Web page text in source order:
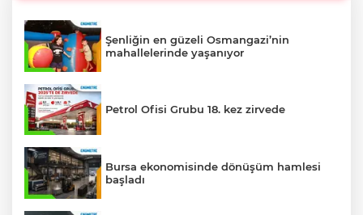
Şenliğin en güzeli Osmangazi’nin
mahallelerinde yaşanıyor
Petrol Ofisi Grubu 18. kez zirvede
Bursa ekonomisinde dönüşüm hamlesi
başladı